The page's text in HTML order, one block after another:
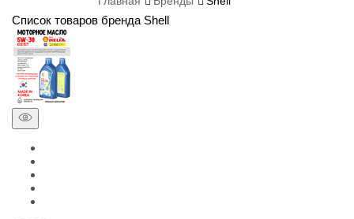
Список товаров бренда Shell